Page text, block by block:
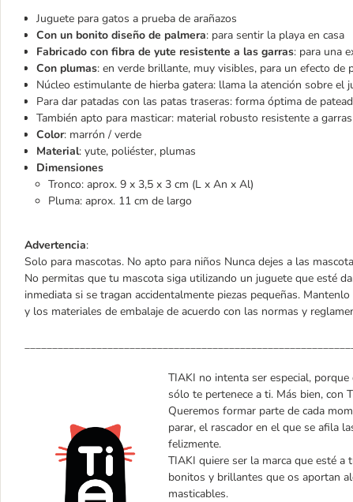
Juguete para gatos a prueba de arañazos
Con un bonito diseño de palmera: para sentir la playa en casa
Fabricado con fibra de yute resistente a las garras: para una
Con plumas: en verde brillante, muy visibles, para un efecto de
Núcleo estimulante de hierba gatera: llama la atención sobre
Para dar patadas con las patas traseras: forma óptima de
También apto para masticar: material robusto resistente a
Color: marrón / verde
Material: yute, poliéster, plumas
Dimensiones
Tronco: aprox. 9 x 3,5 x 3 cm (L x An x Al)
Pluma: aprox. 11 cm de largo
Advertencia:
Solo para mascotas. No apto para niños Nunca dejes a las
No permitas que tu mascota siga utilizando un juguete que esté
inmediata si se tragan accidentalmente piezas pequeñas.
y los materiales de embalaje de acuerdo con las normas y
TIAKI no intenta ser especial,
sólo te pertenece a ti. Más bien, con
Queremos formar parte de cada
parar, el rascador en el que se afila
felizmente.
TIAKI quiere ser la marca que esté
bonitos y brillantes que os aportan
masticables.